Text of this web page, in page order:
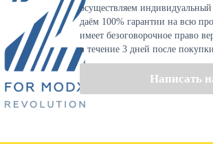
осуществляем
даём 100% гарантии на всю
имеет безоговорочное право
в течение 3 дней после
Написать